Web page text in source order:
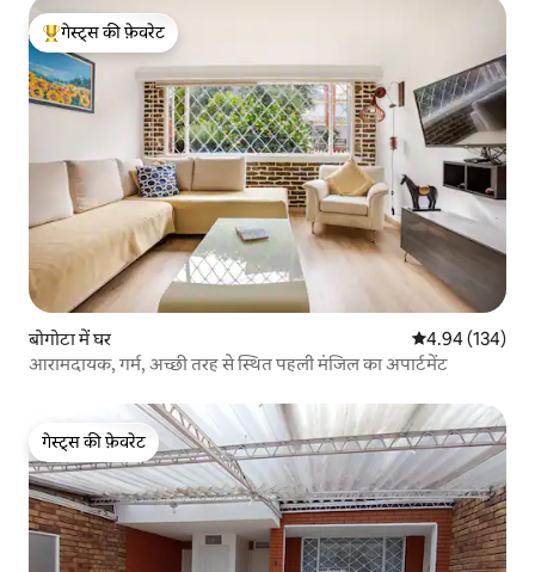
गेस्ट्स का टॉप फ़ेवरेट
गेस्ट्स की फ़ेवरेट
बोगोटा में घर औसत रेटिंग 5 में से
4.94 (134)
आरामदायक, गर्म, अच्छी तरह से स्थित पहली मंजिल का अपार्टमेंट
गेस्ट्स की फ़ेवरेट
गेस्ट्स की फ़ेवरेट